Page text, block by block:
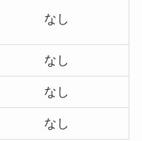
なし
なし
なし
なし